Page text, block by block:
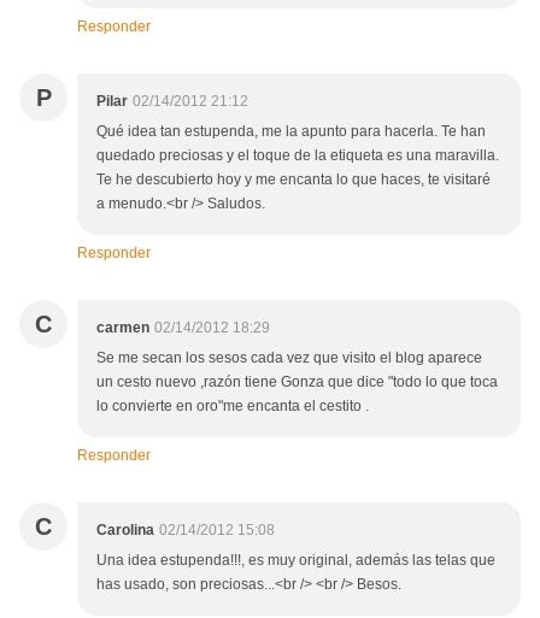
Responder
P Pilar 02/14/2012 21:12
Qué idea tan estupenda, me la apunto para hacerla. Te han
quedado preciosas y el toque de la etiqueta es una maravilla.
Te he descubierto hoy y me encanta lo que haces, te visitaré
a menudo.<br /> Saludos.
Responder
C carmen 02/14/2012 18:29
Se me secan los sesos cada vez que visito el blog aparece
un cesto nuevo ,razón tiene Gonza que dice "todo lo que toca
lo convierte en oro"me encanta el cestito .
Responder
C Carolina 02/14/2012 15:08
Una idea estupenda!!!, es muy original, además las telas que
has usado, son preciosas...<br /> <br /> Besos.